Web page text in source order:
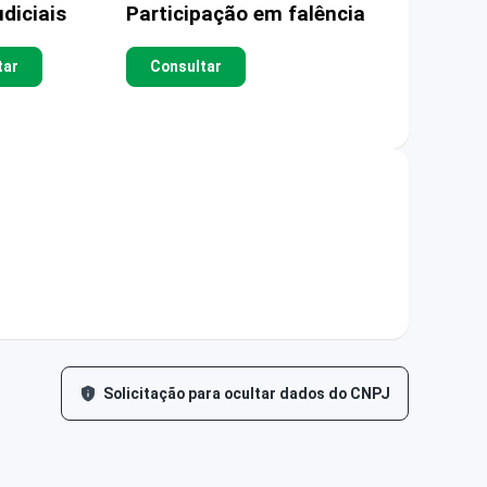
Participação em falência
Consultar
Solicitação para ocultar dados do CNPJ